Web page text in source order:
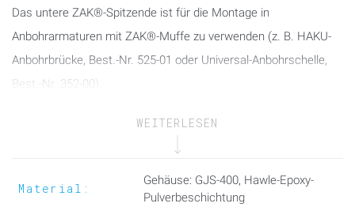
Das untere ZAK®-Spitzende ist für die Montage in
Anbohrarmaturen mit ZAK®-Muffe zu verwenden (z. B. HAKU-
Anbohrbrücke, Best.-Nr. 525-01 oder Universal-Anbohrschelle,
Best.-Nr. 352-00).
Der obere ZAK®-Muffen-Abgang dient zur formschlüssigen
In Kombination mit einem Anbohrgerät (z. B. Hawle Anbohrgerät
„Hawlomat“ für Trinkwasser, Best.-Nr. 830-00) ermöglicht das
WEITERLESEN
Material:
Gehäuse: GJS-400, Hawle-Epoxy-
Pulverbeschichtung